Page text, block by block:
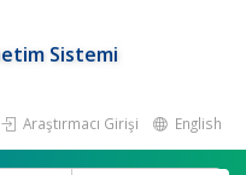
Sistemi
Araştırmacı Girişi English